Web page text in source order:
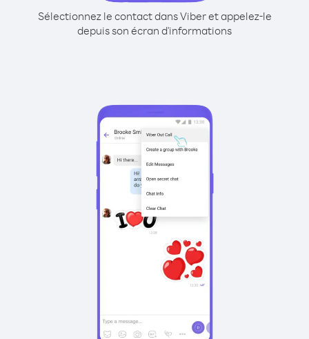
Sélectionnez le contact dans Viber et appelez-le
depuis son écran d'informations